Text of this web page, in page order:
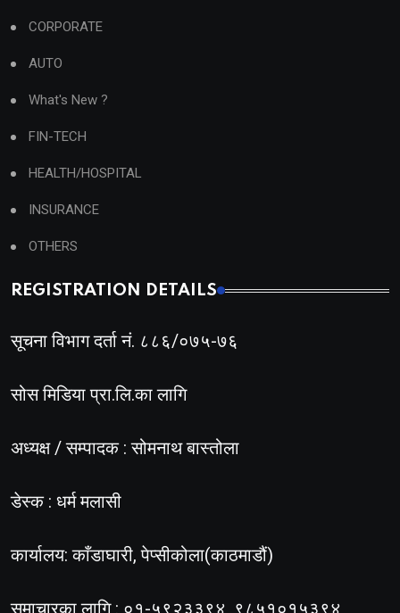
CORPORATE
AUTO
What's New ?
FIN-TECH
HEALTH/HOSPITAL
INSURANCE
OTHERS
REGISTRATION DETAILS
सूचना विभाग दर्ता नं. ८८६/०७५-७६
सोस मिडिया प्रा.लि.का लागि
अध्यक्ष / सम्पादक : सोमनाथ बास्तोला
डेस्क : धर्म मलासी
कार्यालय: काँडाघारी, पेप्सीकोला(काठमाडौं)
समाचारका लागि : ०१-५९२३३९४, ९८५१०१५३९४,